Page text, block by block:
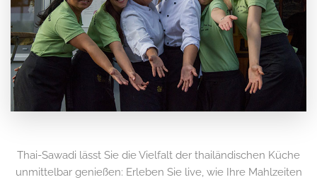
Thai-Sawadi lässt Sie die Vielfalt der thailändischen Küche
unmittelbar genießen: Erleben Sie live, wie Ihre Mahlzeiten